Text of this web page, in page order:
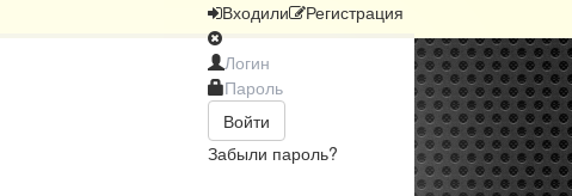
Входили Регистрация
Войти
Забыли пароль?